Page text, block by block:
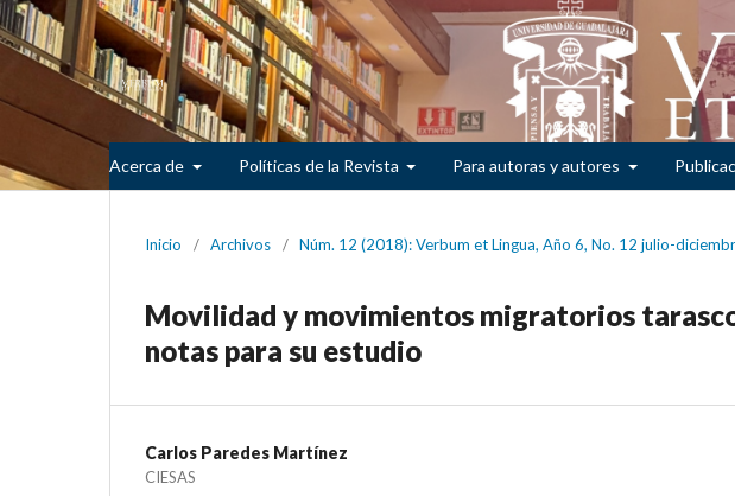
Acerca de Políticas de la Revista Para autoras y autores
Inicio / Archivos / Núm. 12 (2018): Verbum et Lingua, Año 6, No. 12 julio-
Movilidad y movimientos migratorios
notas para su estudio
Carlos Paredes Martínez
CIESAS